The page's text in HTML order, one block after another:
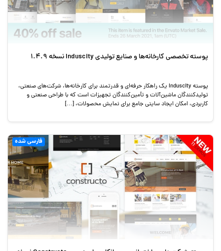
پوسته تخصصی کارخانه‌ها و صنایع تولیدی Induscity نسخه 1.4.9
پوسته Induscity یک راهکار حرفه‌ای و قدرتمند برای کارخانه‌ها، شرکت‌های صنعتی،
تولیدکنندگان ماشین‌آلات و تأمین‌کنندگان تجهیزات است که با طراحی صنعتی و
کاربردی، امکان ایجاد سایتی جامع برای نمایش محصولات، […]
فارسی شده